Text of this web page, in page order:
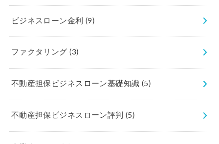
ビジネスローン金利 (9)
ファクタリング(3)
不動産担保ビジネスローン基礎知識 (5)
不動産担保ビジネスローン評判(5)